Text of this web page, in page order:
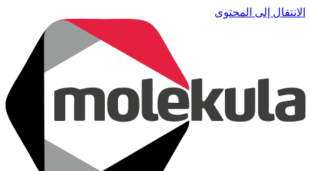
الانتقال إلى المحتوى